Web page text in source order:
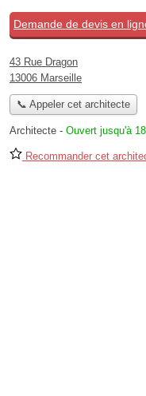
Demande de devis en
43 Rue Dragon
13006 Marseille
📞 Appeler cet architecte
Architecte - Ouvert jusqu'à
Recommander cet